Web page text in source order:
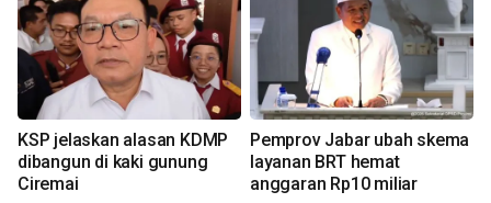
KSP jelaskan alasan KDMP
dibangun di kaki gunung
Ciremai
Pemprov Jabar ubah skema
layanan BRT hemat
anggaran Rp10 miliar